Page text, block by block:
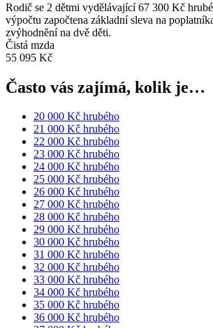
Rodič se 2 dětmi vydělávající 67 300 Kč
výpočtu započtena základní sleva na
zvýhodnění na dvě děti.
Čistá mzda
55 095 Kč
Často vás zajímá, kolik je…
20 000 Kč hrubého
21 000 Kč hrubého
22 000 Kč hrubého
23 000 Kč hrubého
24 000 Kč hrubého
25 000 Kč hrubého
26 000 Kč hrubého
27 000 Kč hrubého
28 000 Kč hrubého
29 000 Kč hrubého
30 000 Kč hrubého
31 000 Kč hrubého
32 000 Kč hrubého
33 000 Kč hrubého
34 000 Kč hrubého
35 000 Kč hrubého
36 000 Kč hrubého